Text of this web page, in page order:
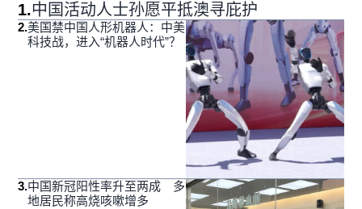
1.中国活动人士孙愿平抵澳寻庇护
2.美国禁中国人形机器人：中美
科技战，进入“机器人时代”？
3.中国新冠阳性率升至两成 多
地居民称高烧咳嗽增多